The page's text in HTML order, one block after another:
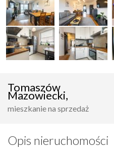
Tomaszów
Mazowiecki,
mieszkanie na sprzedaż
Opis nieruchomości